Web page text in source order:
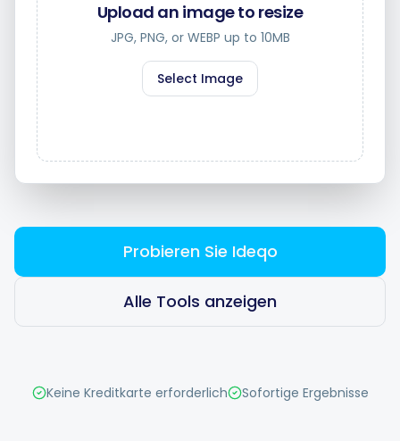
Visueller Editor
Markenvisualisierungen
Inhaltskalender
Upload an image to resize
JPG, PNG, or WEBP up to 10MB
Select Image
Probieren Sie Ideqo
Alle Tools anzeigen
Keine Kreditkarte erforderlich Sofortige Ergebnisse